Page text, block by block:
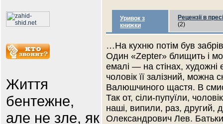
Життя
бентежне,
але не зле, як
Уривок з
книжки
Рецензії в пресі
(2)
…На кухню потім був
Один «Zepter» блищить і
емалі — на стінах, художні
чоловік її залізний, можна
Валюшчиного щастя. В
Так от, сіли-пупуїли,
наші, випили, раз, другий,
Олександрович Лев.